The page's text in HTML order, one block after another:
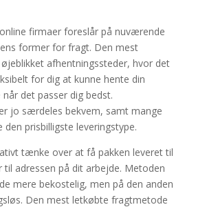
firmaer foreslår på nuværende
former for fragt. Den mest
afhentningssteder, hvor det
for dig at kunne hente din
det passer dig bedst.
jo særdeles bekvem, samt mange
den prisbilligste leveringstype.
tænke over at få pakken leveret til
til adressen på dit arbejde. Metoden
mere bekostelig, men på den anden
Den mest letkøbte fragtmetode